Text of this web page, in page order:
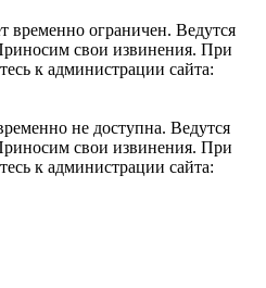
временно ограничен. Ведутся
свои извинения. При
к администрации сайта:
не доступна. Ведутся
свои извинения. При
к администрации сайта: